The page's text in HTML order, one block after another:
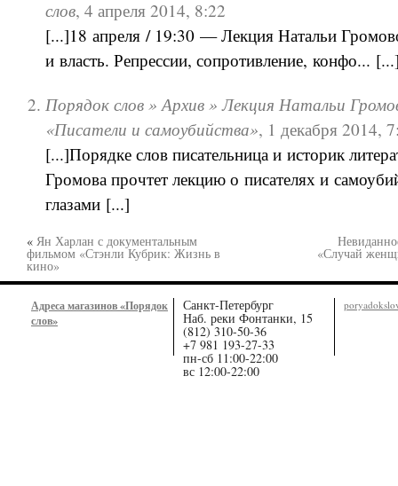
слов,4 апреля 2014, 8:22
[...]18 апреля / 19:30 — Лекция Натальи
и власть. Репрессии, сопротивление, конфо...
Порядок слов » Архив » Лекция Натальи
«Писатели и самоубийства», 1 декабря 2014,
[...]Порядке слов писательница и историк
Громова прочтет лекцию о писателях и
глазами [...]
« Ян Харлан с документальным
фильмом «Стэнли Кубрик: Жизнь в
кино»
«Случай
Адреса магазинов «Порядок
слов»
Санкт-Петербург
Наб. реки Фонтанки, 15
(812) 310-50-36
+7 981 193-27-33
пн-сб 11:00-22:00
вс 12:00-22:00